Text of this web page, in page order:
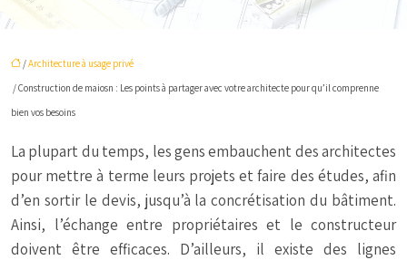
/Architecture à usage privé
/ Construction de maiosn : Les points à partager avec votre architecte pour qu’il comprenne
bien vos besoins
La plupart du temps, les gens embauchent des architectes
pour mettre à terme leurs projets et faire des études, afin
d’en sortir le devis, jusqu’à la concrétisation du bâtiment.
Ainsi, l’échange entre propriétaires et le constructeur
doivent être efficaces. D’ailleurs, il existe des lignes